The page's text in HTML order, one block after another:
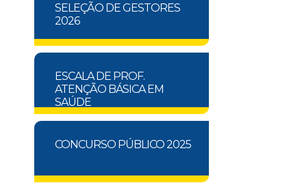
SELEÇÃO DE GESTORES
2026
ESCALA DE PROF.
ATENÇÃO BÁSICA EM
SAÚDE
CONCURSO PÚBLICO 2025